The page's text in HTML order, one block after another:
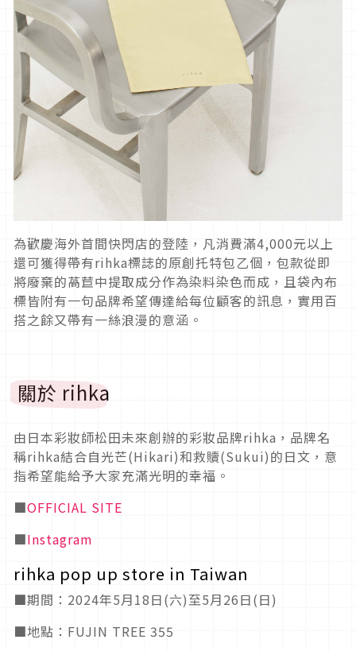
為歡慶海外首間快閃店的登陸，凡消費滿4,000元以上
還可獲得帶有rihka標誌的原創托特包乙個，包款從即
將廢棄的萵苣中提取成分作為染料染色而成，且袋內布
標皆附有一句品牌希望傳達給每位顧客的訊息，實用百
搭之餘又帶有一絲浪漫的意涵。
關於 rihka
由日本彩妝師松田未來創辦的彩妝品牌rihka，品牌名
稱rihka結合自光芒(Hikari)和救贖(Sukui)的日文，意
指希望能給予大家充滿光明的幸福。
■OFFICIAL SITE
■Instagram
rihka pop up store in Taiwan
■期間：2024年5月18日(六)至5月26日(日)
■地點：FUJIN TREE 355